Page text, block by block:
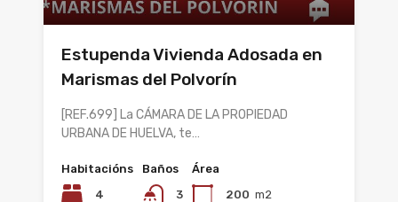
Estupenda Vivienda Adosada en
Marismas del Polvorín
[REF.699] La CÁMARA DE LA PROPIEDAD
URBANA DE HUELVA, te…
Habitacións
4
Baños
3
Área
200 m2